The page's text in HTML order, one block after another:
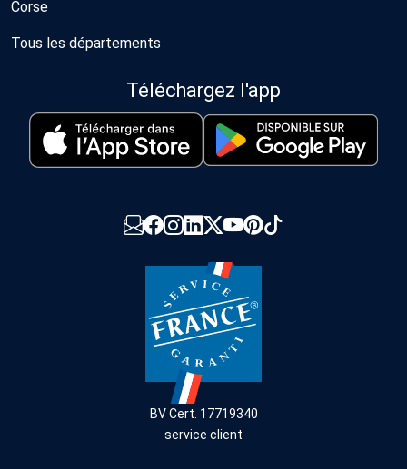
Corse
Tous les départements
Téléchargez l'app
BV Cert. 17719340
service client